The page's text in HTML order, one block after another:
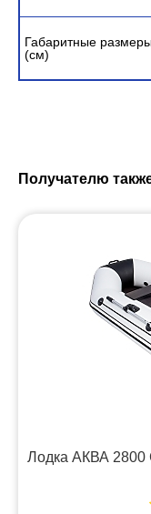
Габаритные
(см)
Получателю
Лодка АКВА 2800